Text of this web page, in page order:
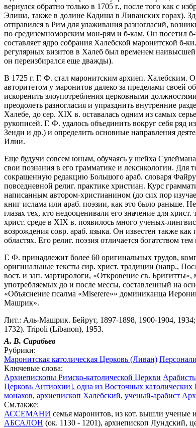
вернулся обратно только в 1705 г., после того как с
Элиша, также в долине Кадиша в Ливанских горах).
отправился в Рим для улаживания разногласий,
по средиземноморским мон-рям и б-кам. Он посетил
составляет ядро собрания Халебской маронитской б-
регулярных визитов в Халеб был временем
он переизбирался еще дважды).
В 1725 г. Г. Ф. стал маронитским архиеп. Халебским.
авторитетом у маронитов далеко за пределами
искоренить злоупотребления церковными
преодолеть разногласия и упразднить внутренние
Халебе, до сер. XIX в. оставалась одним из самых
рукописей. Г. Ф. удалось объединить вокруг себя
Зенди и др.) и определить основные направления
Илии.
Еще будучи совсем юным, обучаясь у шейха
свои познания в его грамматике и лексикологии. Для
сокращенную редакцию Большого араб. словаря
повседневной религ. практике христиан. Курс
написанным автором-христианином (до сих пор
книг ислама или араб. поэзии, как это было раньше.
глазах тех, кто недооценивали его значение для
христ. среде в XIX в. появилось много ученых-
возрождения совр. араб. языка. Он известен также
областях. Его религ. поэзия отличается богатством
Г. Ф. принадлежит более 60 оригинальных трудов,
оригинальные тексты сир. христ. традиции (напр.,
вост. и зап. мартирологи, «Откровение св.
употребляемых до и после мессы, составленный на
«Объяснение псалма «Miserere»» доминиканца
Машрик».
Лит.: Аль-Машрик. Бейрут, 1897-1898, 1900-1904, 1934;
1732). Tripoli (Libanon), 1953.
А. В. Сарабьев
Рубрики:
Маронитская католическая Церковь (Ливан)
Ключевые слова:
Архиепископы Римско-католической Церкви
Церковь Антиохии], одна из Восточных католических
монахов, архиепископ Халебский, ученый-арабист
См.также:
АССЕМАНИ семья маронитов, из кот. вышли
АБСАЛОН (ок. 1130 - 1201), архиепископ Лундский,